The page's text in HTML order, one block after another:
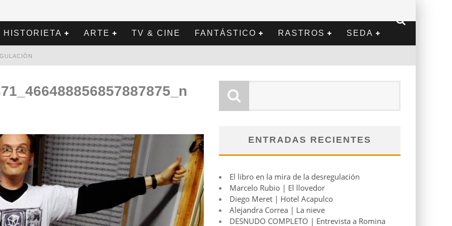
HISTORIETA ARTE TV & CINE FANTÁSTICO RASTROS SEDA
ENTRADAS RECIENTES
El libro en la mira de la desregulación
Marcelo Rubio | El llovedor
Diego Meret | Hotel Acapulco
Alejandra Correa | La nieve
DESNUDO COMPLETO | Entrevista a Romina